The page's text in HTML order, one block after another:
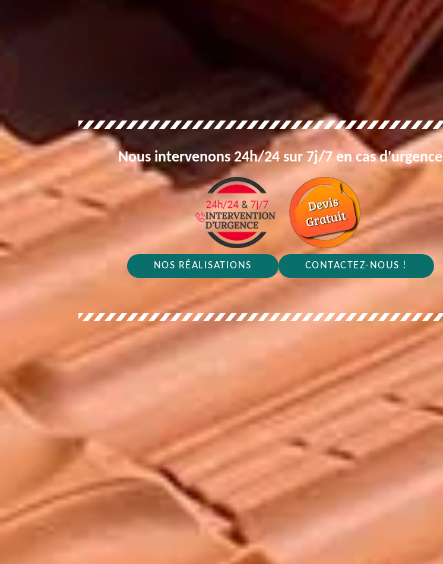
Nous intervenons 24h/24 sur 7j/7 en cas d'urgence
NOS RÉALISATIONS CONTACTEZ-NOUS !